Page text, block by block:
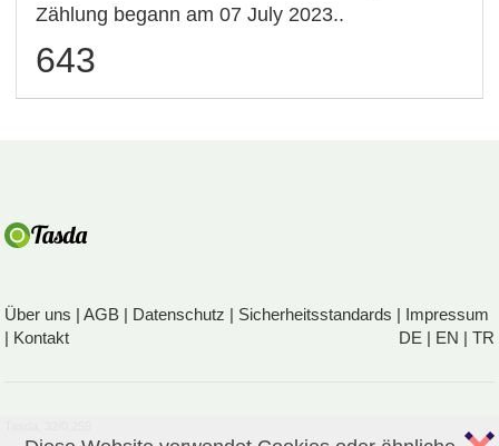
Zählung begann am 07 July 2023..
643
Über uns |AGB | Datenschutz | Sicherheitsstandards | Impressum
| Kontakt DE | EN | TR